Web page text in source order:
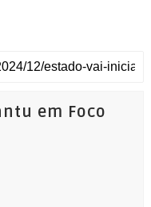
em Foco